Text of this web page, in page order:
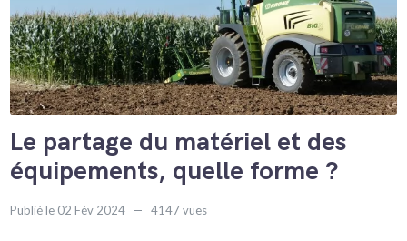
Le partage du matériel et des
équipements, quelle forme ?
Publié le 02 Fév 2024 4147 vues